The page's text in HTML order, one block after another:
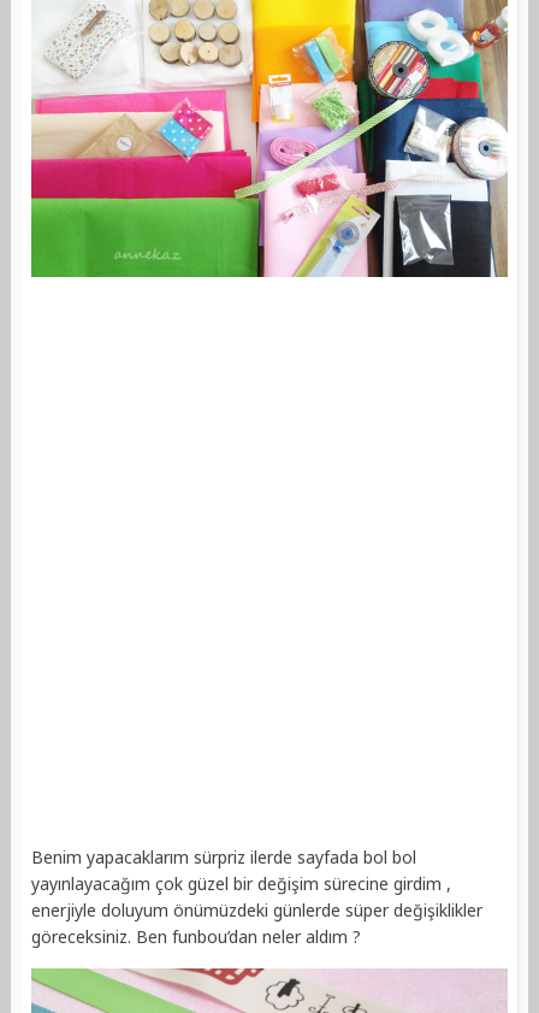
Benim yapacaklarım sürpriz ilerde sayfada bol bol
yayınlayacağım çok güzel bir değişim sürecine girdim ,
enerjiyle doluyum önümüzdeki günlerde süper değişiklikler
göreceksiniz. Ben funbou’dan neler aldım ?